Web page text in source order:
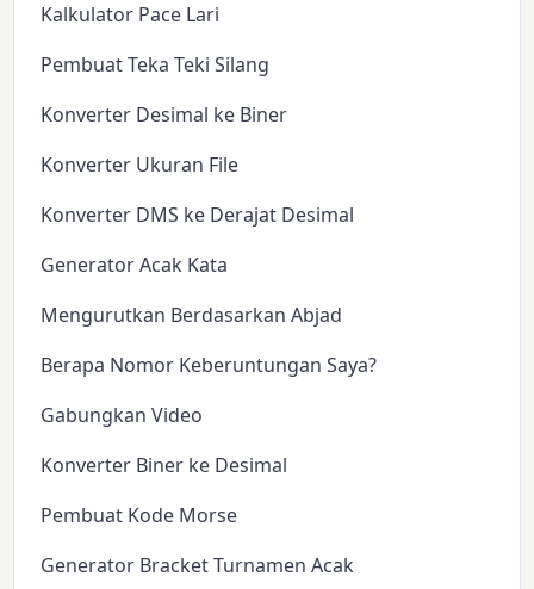
Kalkulator Pace Lari
Pembuat Teka Teki Silang
Konverter Desimal ke Biner
Konverter Ukuran File
Konverter DMS ke Derajat Desimal
Generator Acak Kata
Mengurutkan Berdasarkan Abjad
Berapa Nomor Keberuntungan Saya?
Gabungkan Video
Konverter Biner ke Desimal
Pembuat Kode Morse
Generator Bracket Turnamen Acak